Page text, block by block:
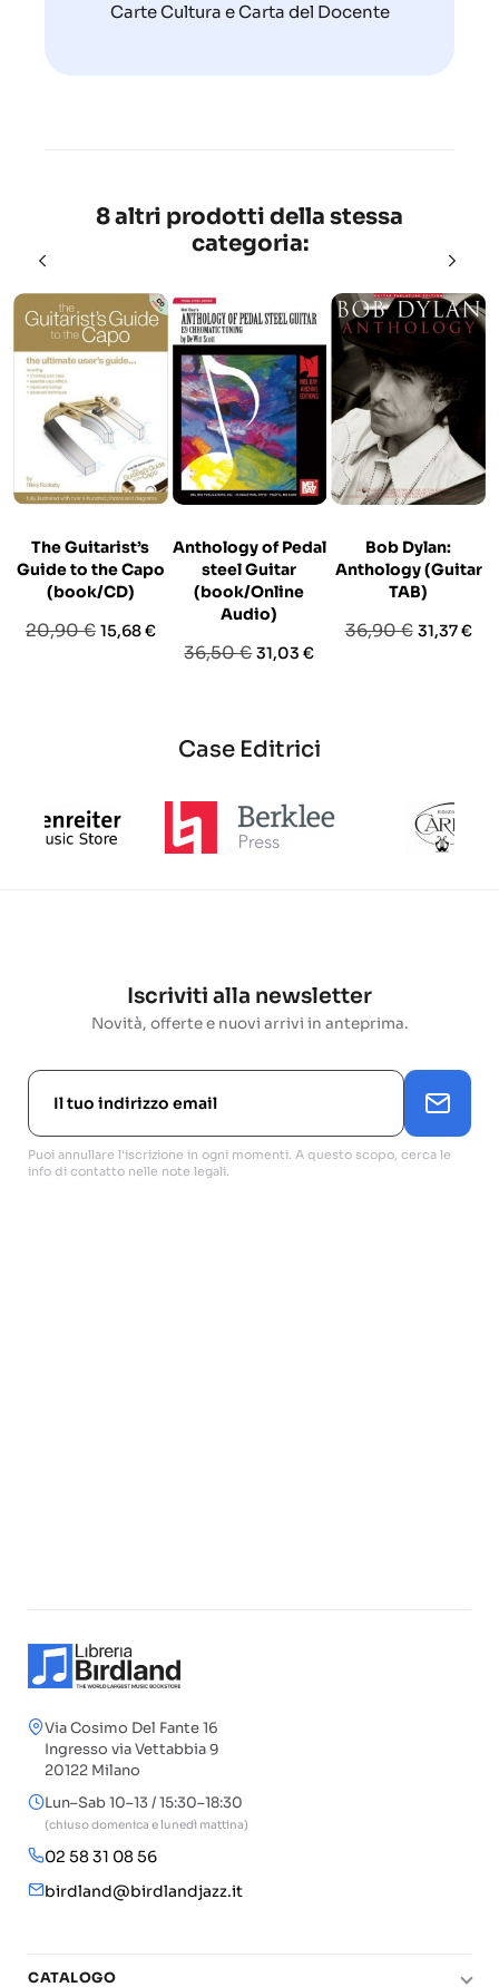
Carte Cultura e Carta del Docente
8 altri prodotti della stessa
categoria:
The Guitarist’s
Guide to the Capo
(book/CD)
Prezzo
20,90 € Prezzo
15,68 €
Anthology of Pedal
steel Guitar
(book/Online
Audio)
Prezzo
36,50 €Prezzo
31,03 €
Bob Dylan:
Anthology (Guitar
TAB)
Prezzo
36,90 € Prezzo
31,37 €
Case Editrici
Iscriviti alla newsletter
Novità, offerte e nuovi arrivi in anteprima.
Puoi annullare l'iscrizione in ogni momenti. A questo scopo, cerca le
info di contatto nelle note legali.
Via Cosimo Del Fante 16
Ingresso via Vettabbia 9
20122 Milano
Lun–Sab 10–13 / 15:30–18:30
(chiuso domenica e lunedì mattina)
02 58 31 08 56
birdland@birdlandjazz.it
CATALOGO